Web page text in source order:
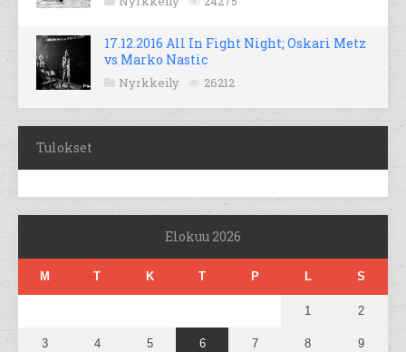
17.12.2016 All In Fight Night; Oskari Metz
vs Marko Nastic
Nyrkkeily 26212
Tulokset
Elokuu 2026
M T K T P L S
1 2
3 4 5 6 7 8 9